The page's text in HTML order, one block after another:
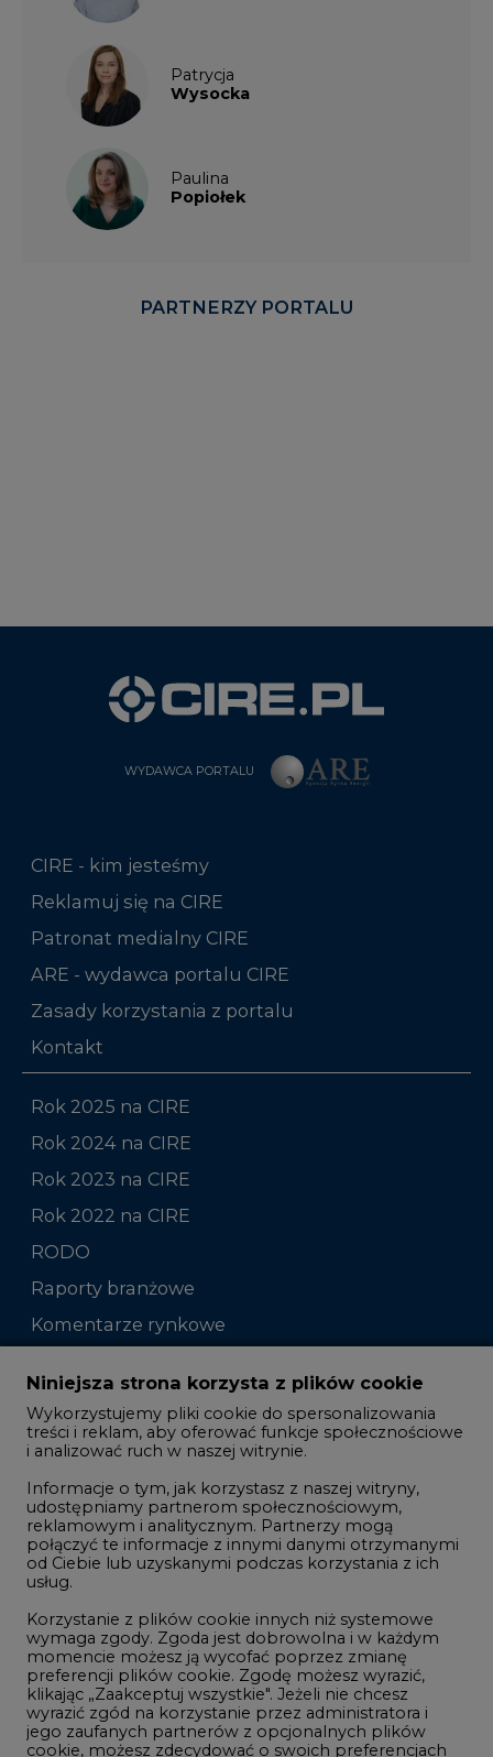
Patrycja
Wysocka
Paulina
Popiołek
PARTNERZY PORTALU
WYDAWCA PORTALU
CIRE - kim jesteśmy
Reklamuj się na CIRE
Patronat medialny CIRE
ARE - wydawca portalu CIRE
Zasady korzystania z portalu
Kontakt
Rok 2025 na CIRE
Rok 2024 na CIRE
Rok 2023 na CIRE
Rok 2022 na CIRE
RODO
Raporty branżowe
Komentarze rynkowe
Zmiany kadrowe na rynku
Studio CIRE
Rozmowy o energetyce
Gospodarka
Geopolityka
LTE450
Innowacje i AI
Telekomunikacja i IT
Handel emisjami CO2
Wodór
Niniejsza strona korzysta z plików cookie
Wykorzystujemy pliki cookie do spersonalizowania
treści i reklam, aby oferować funkcje społecznościowe
i analizować ruch w naszej witrynie.
Informacje o tym, jak korzystasz z naszej witryny,
udostępniamy partnerom społecznościowym,
reklamowym i analitycznym. Partnerzy mogą
połączyć te informacje z innymi danymi otrzymanymi
od Ciebie lub uzyskanymi podczas korzystania z ich
usług.
Korzystanie z plików cookie innych niż systemowe
wymaga zgody. Zgoda jest dobrowolna i w każdym
momencie możesz ją wycofać poprzez zmianę
preferencji plików cookie. Zgodę możesz wyrazić,
klikając „Zaakceptuj wszystkie". Jeżeli nie chcesz
wyrazić zgód na korzystanie przez administratora i
jego zaufanych partnerów z opcjonalnych plików
cookie, możesz zdecydować o swoich preferencjach